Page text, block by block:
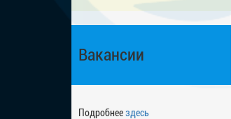
Вакансии
Подробнеездесь